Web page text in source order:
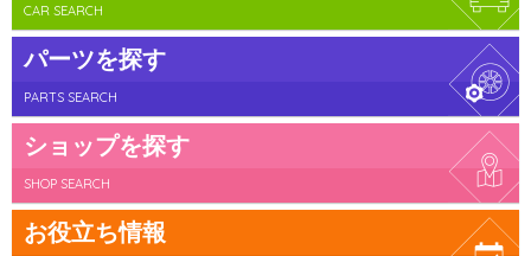
CAR SEARCH
パーツを探す
PARTS SEARCH
ショップを探す
SHOP SEARCH
お役立ち情報